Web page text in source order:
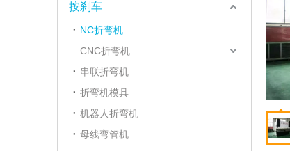
按刹车
NC折弯机
CNC折弯机
串联折弯机
折弯机模具
机器人折弯机
母线弯管机